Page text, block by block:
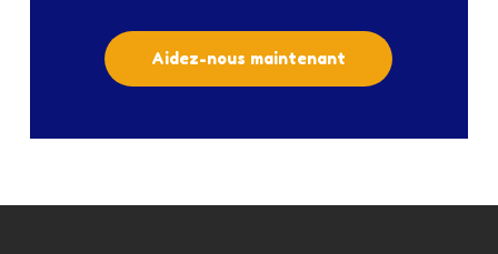
Aidez-nous maintenant